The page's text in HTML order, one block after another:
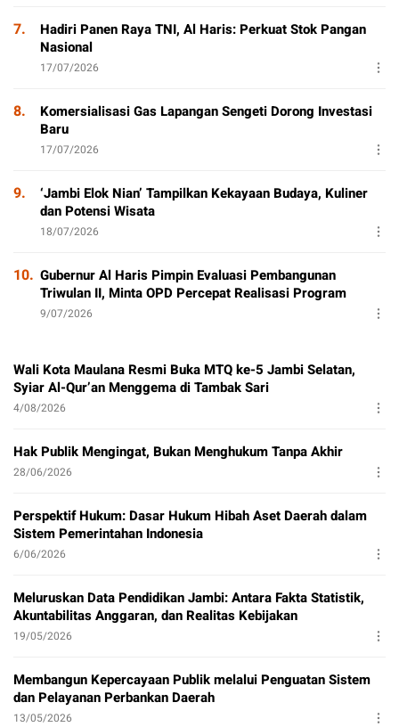
7.
Hadiri Panen Raya TNI, Al Haris: Perkuat Stok Pangan
Nasional
17/07/2026
8.
Komersialisasi Gas Lapangan Sengeti Dorong Investasi
Baru
17/07/2026
9.
‘Jambi Elok Nian’ Tampilkan Kekayaan Budaya, Kuliner
dan Potensi Wisata
18/07/2026
10. Gubernur Al Haris Pimpin Evaluasi Pembangunan
Triwulan II, Minta OPD Percepat Realisasi Program
9/07/2026
Wali Kota Maulana Resmi Buka MTQ ke-5 Jambi Selatan,
Syiar Al-Qur’an Menggema di Tambak Sari
4/08/2026
Hak Publik Mengingat, Bukan Menghukum Tanpa Akhir
28/06/2026
Perspektif Hukum: Dasar Hukum Hibah Aset Daerah dalam
Sistem Pemerintahan Indonesia
6/06/2026
Meluruskan Data Pendidikan Jambi: Antara Fakta Statistik,
Akuntabilitas Anggaran, dan Realitas Kebijakan
19/05/2026
Membangun Kepercayaan Publik melalui Penguatan Sistem
dan Pelayanan Perbankan Daerah
13/05/2026